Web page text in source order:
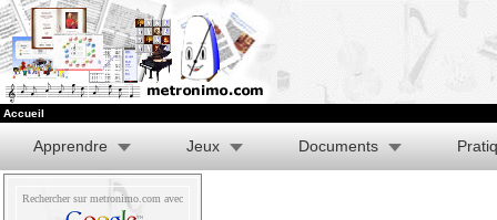
Accueil
Apprendre Jeux Documents
Rechercher sur metronimo.com avec